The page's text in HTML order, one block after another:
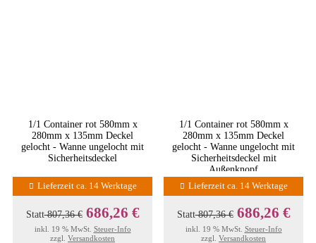
1/1 Container rot 580mm x
280mm x 135mm Deckel
gelocht - Wanne ungelocht mit
Sicherheitsdeckel
Lieferzeit ca. 14 Werktage
Statt807,36 € 686,26 €
inkl. 19 % MwSt. Steuer-Info
zzgl. Versandkosten
1/1 Container rot 580mm x
280mm x 135mm Deckel
gelocht - Wanne ungelocht mit
Sicherheitsdeckel mit
Außenknopf
Lieferzeit ca. 14 Werktage
Statt807,36 € 686,26 €
inkl. 19 % MwSt. Steuer-Info
zzgl. Versandkosten